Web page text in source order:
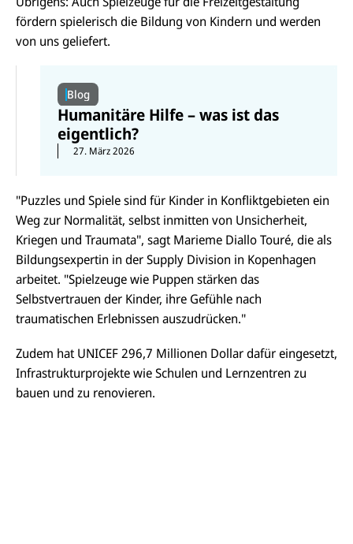
fördern spielerisch die Bildung von Kindern und werden
von uns geliefert.
Blog
Humanitäre Hilfe – was ist das
eigentlich?
27. März 2026
"Puzzles und Spiele sind für Kinder in Konfliktgebieten ein
Weg zur Normalität, selbst inmitten von Unsicherheit,
Kriegen und Traumata", sagt Marieme Diallo Touré, die als
Bildungsexpertin in der Supply Division in Kopenhagen
arbeitet. "Spielzeuge wie Puppen stärken das
Selbstvertrauen der Kinder, ihre Gefühle nach
traumatischen Erlebnissen auszudrücken."
Zudem hat UNICEF 296,7 Millionen Dollar dafür eingesetzt,
Infrastrukturprojekte wie Schulen und Lernzentren zu
bauen und zu renovieren.